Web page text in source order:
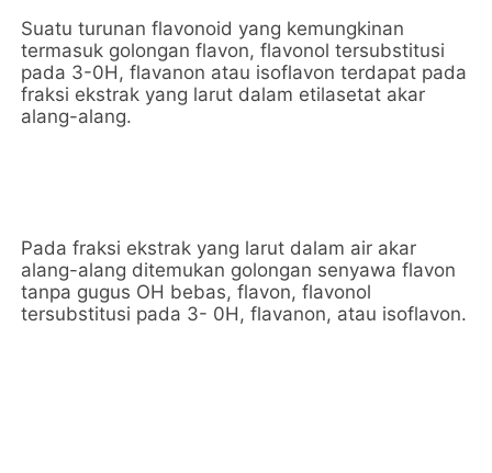
Suatu turunan flavonoid yang kemungkinan
termasuk golongan flavon, flavonol tersubstitusi
pada 3-0H, flavanon atau isoflavon terdapat pada
fraksi ekstrak yang larut dalam etilasetat akar
alang-alang.
Pada fraksi ekstrak yang larut dalam air akar
alang-alang ditemukan golongan senyawa flavon
tanpa gugus OH bebas, flavon, flavonol
tersubstitusi pada 3- 0H, flavanon, atau isoflavon.